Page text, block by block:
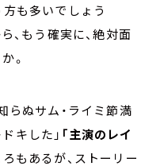
方も多いでしょう
、もう確実に、絶対面
。
らぬサム・ライミ節満
キした」 「主演のレイ
もあるが、ストーリー